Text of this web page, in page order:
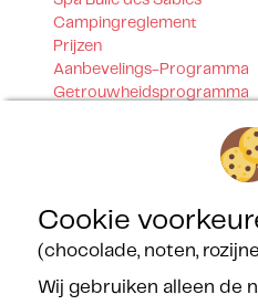
Campingreglement
Prijzen
Aanbevelings-Programma
Getrouwheidsprogramma
Onze certificeringen
Cookie
(chocolade, noten,
Wij gebruiken alleen de